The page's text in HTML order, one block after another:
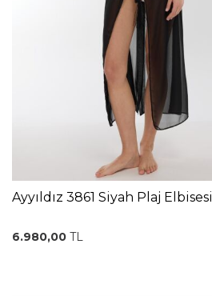
Ayyıldız 3861 Siyah Plaj Elbisesi
6.980,00 TL